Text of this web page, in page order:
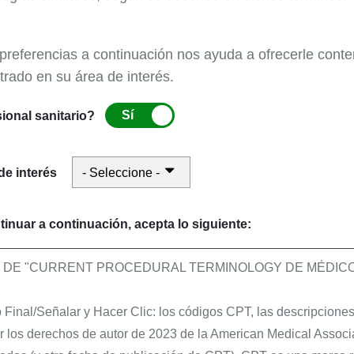
transferencia electrónica de fondos (EFT), Medicare
si las reclamaciones se presentan electrónicamente o
que algunos bancos no utilicen el número de
casa de facturación Automatizada (ACH) situado en
que debe indicar como número de ruta en su
de solicitud.
de los proveedores, CMS ha proporcionado
las firmas estén estampadas (en tinta) y que se
y comerciales.
limitados a:
a continuación nos ayuda a ofrecerle
en su área de interés.
sanitario? Sí
interés
a continuación, acepta lo siguiente:
DE "CURRENT PROCEDURAL TERMINOLOGY DE
Señalar y Hacer Clic: los códigos CPT, las
los derechos de autor de 2023 de la American Medical